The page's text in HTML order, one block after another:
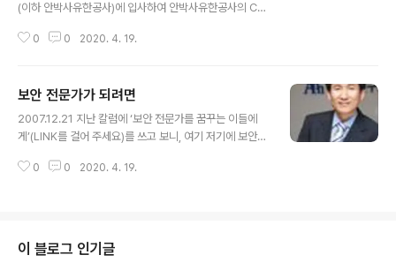
(이하 안박사유한공사)에 입사하여 안박사유한공사의 CE
를 출시하였고 안박사유한공사의 기업발전 전략과 업무발
제품 발표회를 가지게 되였습니다. 하기는 회의에서의 주
제연설입니다. 8년의 경험을 기초로 새로운 돗을 날리자
존경하는 지도자님, 내빈 여러분, 안녕하십니까! 우선 안박
중시와 우리 본토 팀웍에 대한 믿음과 지지에 감사의 말씀
0 0 2020. 4. 19.
보안 전문가가 되려면
2007.12.21 지난 칼럼에 ‘보안 전문가를 꿈꾸는 이들에
게’(LINK를 걸어 주세요)를 쓰고 보니, 여기 저기에 보안
공유 게시판이나 보안 관련 커뮤니티, 각종 기사에도 보안
린 것들이 많아 도리어 혼란스러운 점도 없지 않았다. 보안
업계 관점에서 의견을 주면 이들에게 도움이 될 것 같다. 질
0 0 2020. 4. 19.
이 블로그 인기글